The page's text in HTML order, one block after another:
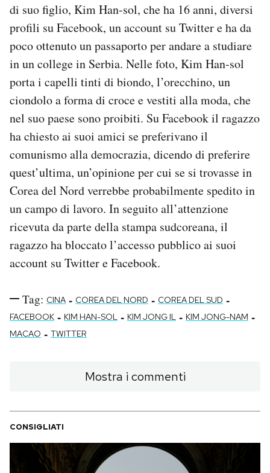
di suo figlio, Kim Han-sol, che ha 16 anni, diversi
profili su Facebook, un account su Twitter e ha da
poco ottenuto un passaporto per andare a studiare
in un college in Serbia. Nelle foto, Kim Han-sol
porta i capelli tinti di biondo, l’orecchino, un
ciondolo a forma di croce e vestiti alla moda, che
nel suo paese sono proibiti. Su Facebook il ragazzo
ha chiesto ai suoi amici se preferivano il
comunismo alla democrazia, dicendo di preferire
quest’ultima, un’opinione per cui se si trovasse in
Corea del Nord verrebbe probabilmente spedito in
un campo di lavoro. In seguito all’attenzione
ricevuta da parte della stampa sudcoreana, il
ragazzo ha bloccato l’accesso pubblico ai suoi
account su Twitter e Facebook.
Tag: CINA - COREA DEL NORD - COREA DEL SUD -
FACEBOOK - KIM HAN-SOL - KIM JONG IL - KIM JONG-NAM -
MACAO - TWITTER
Mostra i commenti
CONSIGLIATI